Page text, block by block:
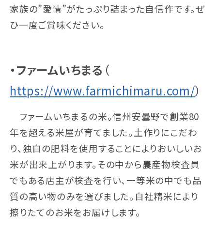
家族の”愛情”がたっぷり詰まった自信作です。ぜ
ひ一度ご賞味ください。
・ファームいちまる （
https://www.farmichimaru.com/）
ファームいちまるの米。信州安曇野で創業80
年を超える米屋が育てました。土作りにこだわ
り、独自の肥料を使用することによりおいしいお
米が出来上がります。その中から農産物検査員
でもある店主が検査を行い、一等米の中でも品
質の高い物のみを選びました。自社精米により
擦りたてのお米をお届けします。